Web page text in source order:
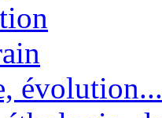
évolution...